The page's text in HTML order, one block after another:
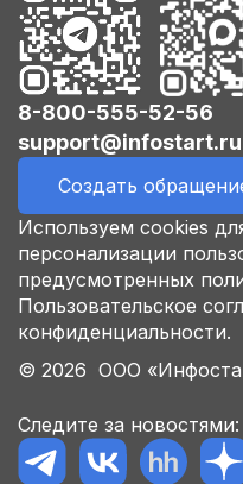
8-800-555-52-56
support@infostart.ru
Создать
Используем cookies
персонализации
предусмотренных
Пользовательское
конфиденциальности.
© 2026 ООО
Следите за новостями: